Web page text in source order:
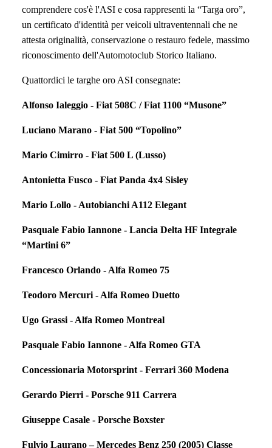
comprendere cos'è l'ASI e cosa rappresenti la “Targa oro”,
un certificato d'identità per veicoli ultraventennali che ne
attesta originalità, conservazione o restauro fedele, massimo
riconoscimento dell'Automotoclub Storico Italiano.
Quattordici le targhe oro ASI consegnate:
Alfonso Ialeggio - Fiat 508C / Fiat 1100 “Musone”
Luciano Marano - Fiat 500 “Topolino”
Mario Cimirro - Fiat 500 L (Lusso)
Antonietta Fusco - Fiat Panda 4x4 Sisley
Mario Lollo - Autobianchi A112 Elegant
Pasquale Fabio Iannone - Lancia Delta HF Integrale
“Martini 6”
Francesco Orlando - Alfa Romeo 75
Teodoro Mercuri - Alfa Romeo Duetto
Ugo Grassi - Alfa Romeo Montreal
Pasquale Fabio Iannone - Alfa Romeo GTA
Concessionaria Motorsprint - Ferrari 360 Modena
Gerardo Pierri - Porsche 911 Carrera
Giuseppe Casale - Porsche Boxster
Fulvio Laurano – Mercedes Benz 250 (2005) Classe